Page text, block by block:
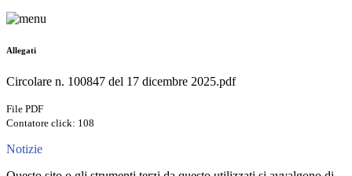
Allegati
Circolare n. 100847 del 17 dicembre 2025.pdf
File PDF
Contatore click: 108
Notizie